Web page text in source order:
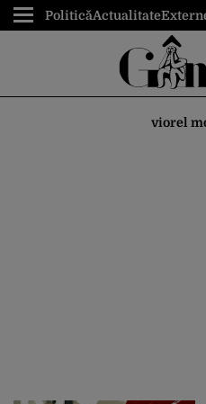
PoliticăActualitate
viorel